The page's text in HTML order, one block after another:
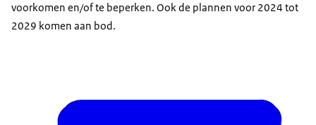
voorkomen en/of te beperken. Ook de plannen voor 2024 tot
2029 komen aan bod.